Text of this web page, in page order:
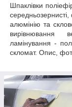
Шпаклівки
алюмінію та
вирівнювання
ламінування -
скломат. Опис,